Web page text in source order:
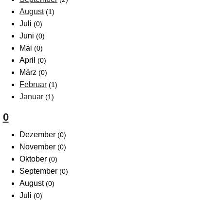
August (1)
Juli (0)
Juni (0)
Mai (0)
April (0)
März (0)
Februar (1)
Januar (1)
0
Dezember (0)
November (0)
Oktober (0)
September (0)
August (0)
Juli (0)